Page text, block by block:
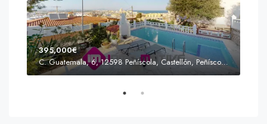
395,000€
C. Guatemala, 6, 12598 Peñíscola, Castellón, Peñíscola, Communauté valencienne